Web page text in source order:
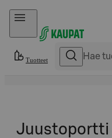
Hyppää sisältöön
Tuotteet
Juustoportti